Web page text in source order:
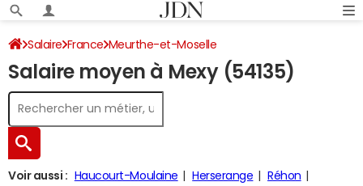
Salaire France Meurthe-et-Moselle
Salaire moyen à Mexy (54135)
Voir aussi : Haucourt-Moulaine Herserange
Réhon